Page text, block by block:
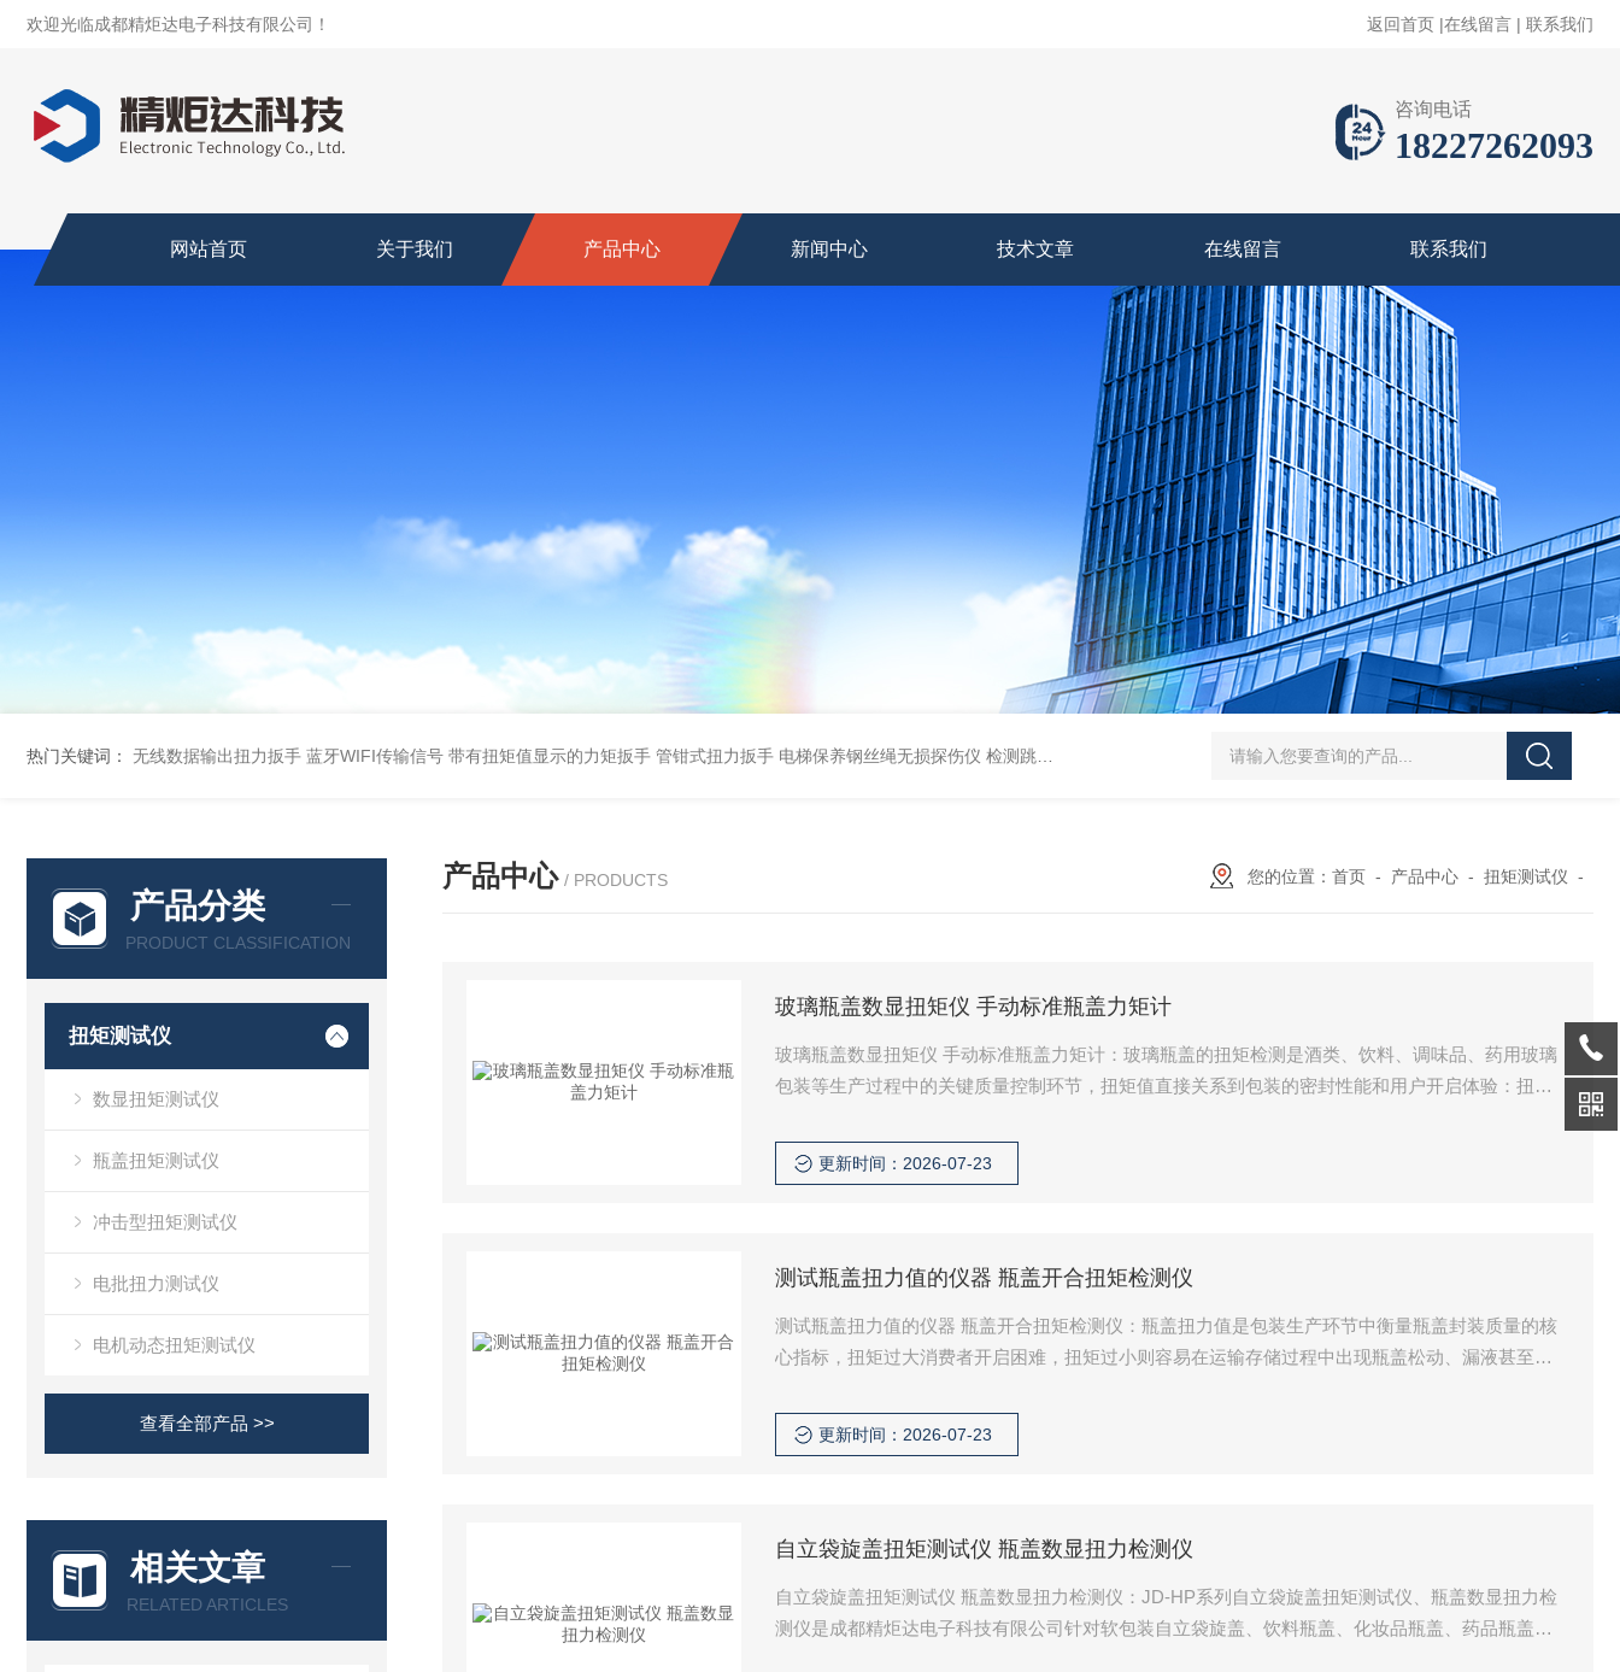
欢迎光临成都精炬达电子科技有限公司！ 返回首页 |在线留言 | 联系我们
咨询电话
18227262093
网站首页 关于我们 产品中心 新闻中心 技术文章 在线留言 联系我们
热门关键词： 无线数据输出扭力扳手 蓝牙WIFI传输信号 带有扭矩值显示的力矩扳手 管钳式扭力扳手 电梯保养钢丝绳无损探伤仪 检测跳丝/断丝 5-300N.m的扭矩扳手检定仪 机械扳手校准仪 JDSF100KN电子式拉
产品分类
PRODUCT CLASSIFICATION
扭矩测试仪
数显扭矩测试仪
瓶盖扭矩测试仪
冲击型扭矩测试仪
电批扭力测试仪
电机动态扭矩测试仪
查看全部产品 >>
相关文章
RELATED ARTICLES
产品中心 / PRODUCTS 您的位置： 首页 - 产品中心 - 扭矩测试仪 -
玻璃瓶盖数显扭矩仪 手动标准瓶盖力矩计
玻璃瓶盖数显扭矩仪 手动标准瓶盖力矩计：玻璃瓶盖的扭矩检测是酒类、饮料、调味品、药用玻璃
包装等生产过程中的关键质量控制环节，扭矩值直接关系到包装的密封性能和用户开启体验：扭矩
子科技有限公司推出的JD-HP系列玻璃瓶盖数显扭矩仪，作为手动标准型瓶盖力矩检测设备，专门
针对中小批量生产、实验室研发检测、出厂抽检等场景设
更新时间：2026-07-23
测试瓶盖扭力值的仪器 瓶盖开合扭矩检测仪
测试瓶盖扭力值的仪器 瓶盖开合扭矩检测仪：瓶盖扭力值是包装生产环节中衡量瓶盖封装质量的核
心指标，扭矩过大消费者开启困难，扭矩过小则容易在运输存储过程中出现瓶盖松动、漏液甚至内
科技有限公司推出的JD-HP系列瓶盖开合扭矩检测仪，就是针对食品饮料、医药日化、包装生产等
领域开发的专业检测设备，能够精准完成瓶盖拧紧、开启
更新时间：2026-07-23
自立袋旋盖扭矩测试仪 瓶盖数显扭力检测仪
自立袋旋盖扭矩测试仪 瓶盖数显扭力检测仪：JD-HP系列自立袋旋盖扭矩测试仪、瓶盖数显扭力检
测仪是成都精炬达电子科技有限公司针对软包装自立袋旋盖、饮料瓶盖、化妆品瓶盖、药品瓶盖等